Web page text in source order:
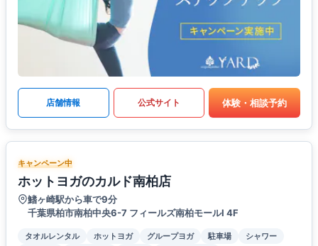
店舗情報 公式サイト 体験・相談予約
キャンペーン中
ホットヨガのカルド南柏店
鰭ヶ崎駅から車で9分
千葉県柏市南柏中央6-7 フィールズ南柏モールⅠ 4F
タオルレンタル ホットヨガ グループヨガ 駐車場
シャワー